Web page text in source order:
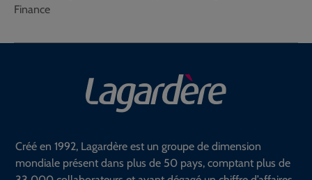
Finance
Créé en 1992, Lagardère est un groupe de dimension
mondiale présent dans plus de 50 pays, comptant plus de